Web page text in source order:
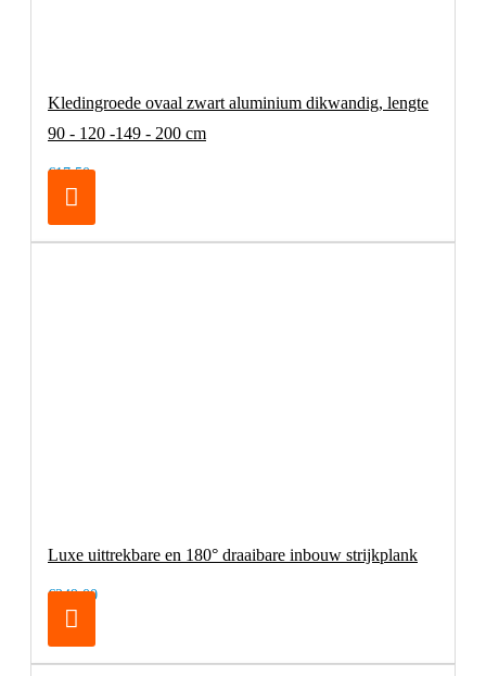
Kledingroede ovaal zwart aluminium dikwandig, lengte
90 - 120 -149 - 200 cm
€17,50
Luxe uittrekbare en 180° draaibare inbouw strijkplank
€249,00